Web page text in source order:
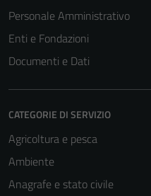
Personale Amministrativo
Enti e Fondazioni
Documenti e Dati
CATEGORIE DI SERVIZIO
Agricoltura e pesca
Ambiente
Anagrafe e stato civile